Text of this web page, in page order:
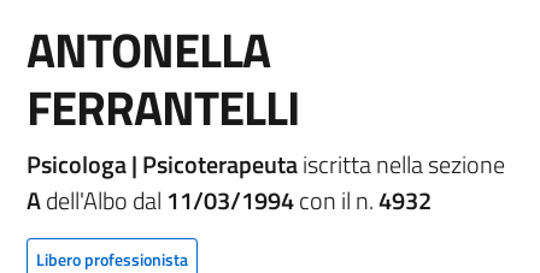
ANTONELLA
FERRANTELLI
Psicologa | Psicoterapeutaiscritta nella sezione
Adell'Albo dal 11/03/1994con il n.4932
Libero professionista